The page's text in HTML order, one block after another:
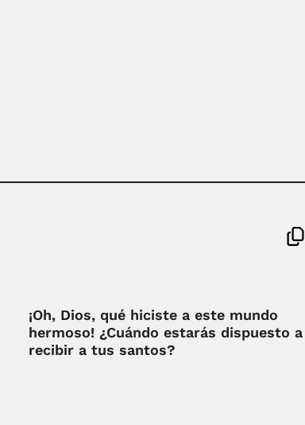
¡Oh, Dios, qué hiciste a este mundo
hermoso! ¿Cuándo estarás dispuesto a
recibir a tus santos?